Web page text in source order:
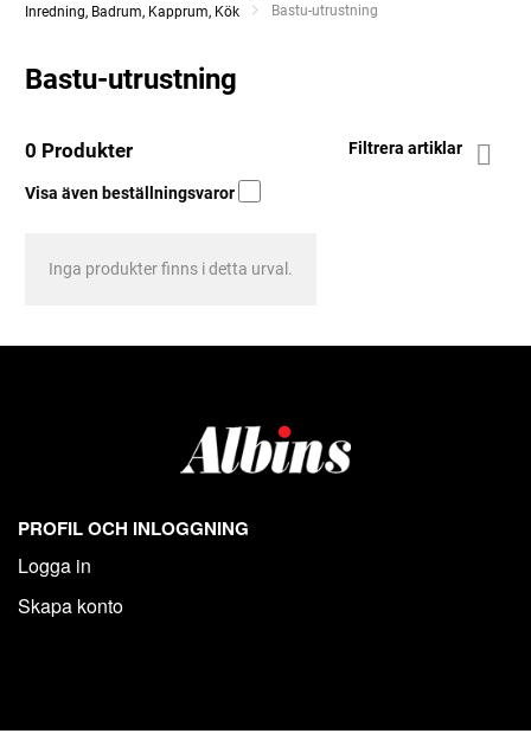
Inredning, Badrum, Kapprum, Kök
Current:
Bastu-utrustning
Bastu-utrustning
0 Produkter Filtrera artiklar
Visa även beställningsvaror
Inga produkter finns i detta urval.
PROFIL OCH INLOGGNING
Logga in
Skapa konto